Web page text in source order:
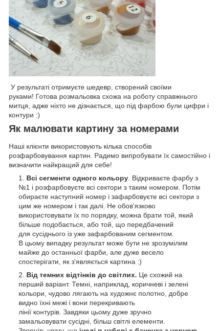
У результаті отримуєте шедевр, створений своїми
руками! Готова розмальовка схожа на роботу справжнього
митця, адже ніхто не дізнається, що під фарбою були цифри і
контури :)
Як малювати картину за номерами
Наші клієнти використовують кілька способів
розфарбовування картин. Радимо випробувати їх самостійно і
визначити найкращий для себе!
Всі сегменти одного кольору . Відкриваєте фарбу з
№1 і розфарбовуєте всі сектори з таким номером. Потім
обираєте наступний номер і зафарбовуєте всі сектори з
цим же номером і так далі. Не обов'язково
використовувати їх по порядку, можна брати той, який
більше подобається, або той, що передбачений
для сусіднього із уже зафарбованим сегментом.
В цьому випадку результат може бути не зрозумілим
майже до останньої фарби, але дуже весело
спостерігати, як з'являється картина :)
Від темних відтінків до світлих. Це схожий на
перший варіант. Темні, наприклад, коричневі і зелені
кольори, чудово лягають на художнє полотно, добре
видно їхні межі і вони перекривають
лінії контурів. Завдяки цьому дуже зручно
замальовувати сусідні, більш світлі елементи.